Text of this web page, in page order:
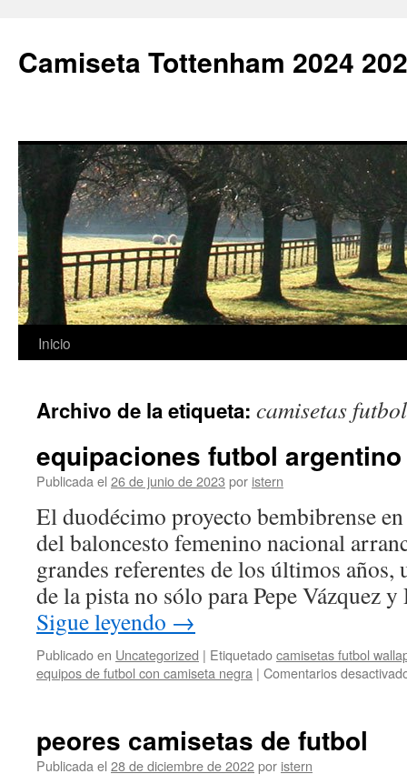
Camiseta Tottenham 2024
Saltar
contenido
Inicio
Archivo de la etiqueta: camisetas
equipaciones futbol argentino
Publicada el 26 de junio de 2023 por istern
El duodécimo proyecto bembibrense
del baloncesto femenino nacional
grandes referentes de los últimos
de la pista no sólo para Pepe Vázquez
Sigue leyendo →
Publicado en Uncategorized | Etiquetadocamisetas futbol
equipos de futbol con camiseta negra | Comentarios
peores camisetas de futbol
Publicada el 28 de diciembre de 2022por istern